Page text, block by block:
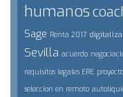
humanos
Sage Renta 2017
Sevilla acuerdo
requisitos legales ERE
seleccion en remoto